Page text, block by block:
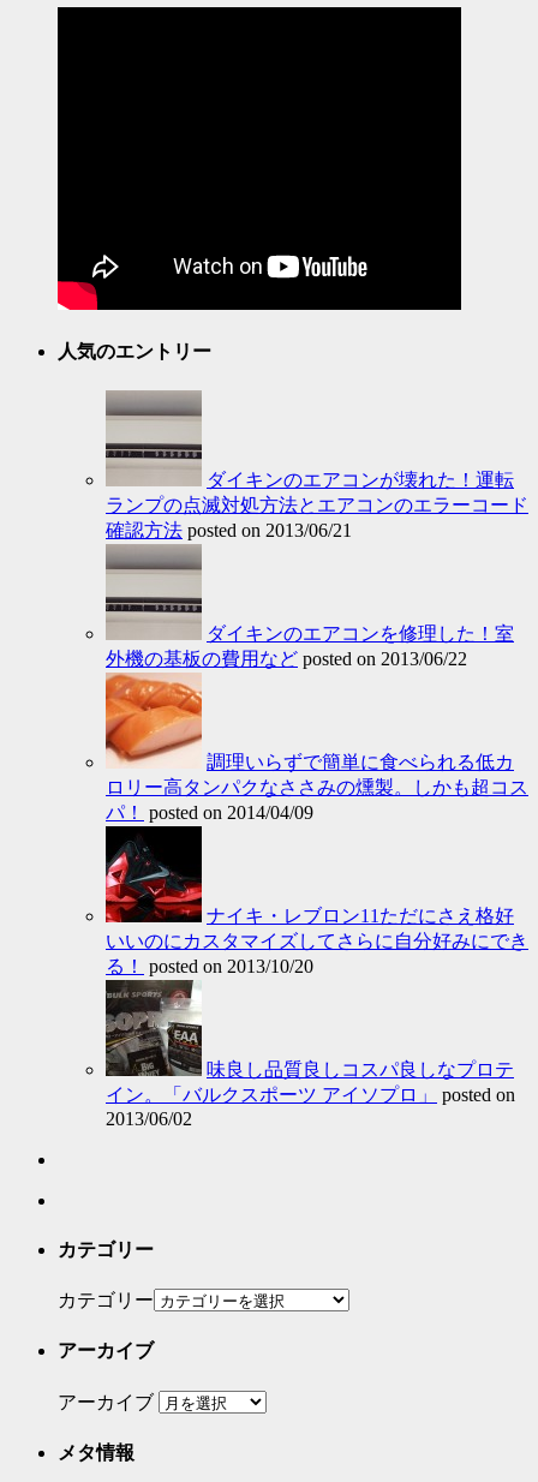
人気のエントリー
ダイキンのエアコンが壊れた！運転
ランプの点滅対処方法とエアコンのエラーコード
確認方法 posted on 2013/06/21
ダイキンのエアコンを修理した！室
外機の基板の費用など posted on 2013/06/22
調理いらずで簡単に食べられる低カ
ロリー高タンパクなささみの燻製。しかも超コス
パ！
posted on 2014/04/09
ナイキ・レブロン11ただにさえ格好
いいのにカスタマイズしてさらに自分好みにでき
る！
posted on 2013/10/20
味良し品質良しコスパ良しなプロテ
イン。「バルクスポーツ アイソプロ」
posted on
2013/06/02
カテゴリー
カテゴリー
アーカイブ
アーカイブ
メタ情報